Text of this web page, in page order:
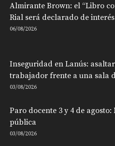
Almirante Brown: el “Libro
Rial será declarado de
06/08/2026
Inseguridad en Lanús:
trabajador frente a una sala
03/08/2026
Paro docente 3 y 4 de agosto:
pública
03/08/2026